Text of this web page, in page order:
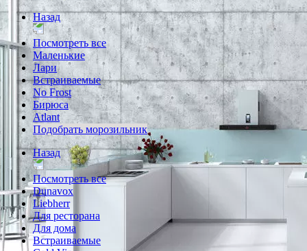
Назад
Посмотреть все
Маленькие
Лари
Встраиваемые
No Frost
Бирюса
Atlant
Подобрать морозильник
Назад
Посмотреть все
Dunavox
Liebherr
Для ресторана
Для дома
Встраиваемые